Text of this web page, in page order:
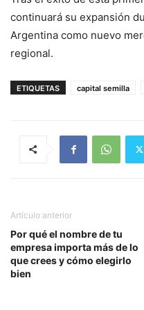
continuará su expansión
Argentina como nuevo
regional.
ETIQUETAS capital semilla
Artículo anterior
Por qué el nombre de tu
empresa importa más de lo
que crees y cómo elegirlo
bien